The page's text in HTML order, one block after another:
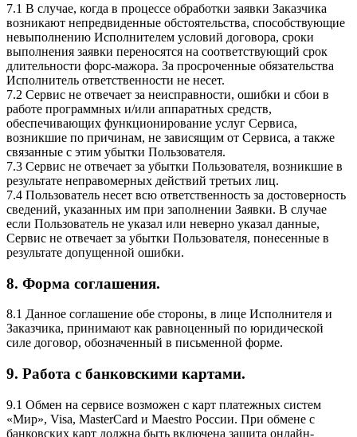
7.1 В случае, когда в процессе обработки заявки Заказчика
возникают непредвиденные обстоятельства, способствующие
невыполнению Исполнителем условий договора, сроки
выполнения заявки переносятся на соответствующий срок
длительности форс-мажора. За просроченные обязательства
Исполнитель ответственности не несет.
7.2 Сервис не отвечает за неисправности, ошибки и сбои в
работе программных и/или аппаратных средств,
обеспечивающих функционирование услуг Сервиса,
возникшие по причинам, не зависящим от Сервиса, а также
связанные с этим убытки Пользователя.
7.3 Сервис не отвечает за убытки Пользователя, возникшие в
результате неправомерных действий третьих лиц.
7.4 Пользователь несет всю ответственность за достоверность
сведений, указанных им при заполнении Заявки. В случае
если Пользователь не указал или неверно указал данные,
Сервис не отвечает за убытки Пользователя, понесенные в
результате допущенной ошибки.
8. Форма соглашения.
8.1 Данное соглашение обе стороны, в лице Исполнителя и
Заказчика, принимают как равноценный по юридической
силе договор, обозначенный в письменной форме.
9. Работа с банковскими картами.
9.1 Обмен на сервисе возможен с карт платежных систем
«Мир», Visa, MasterCard и Maestro России. При обмене с
банковских карт должна быть включена защита онлайн-